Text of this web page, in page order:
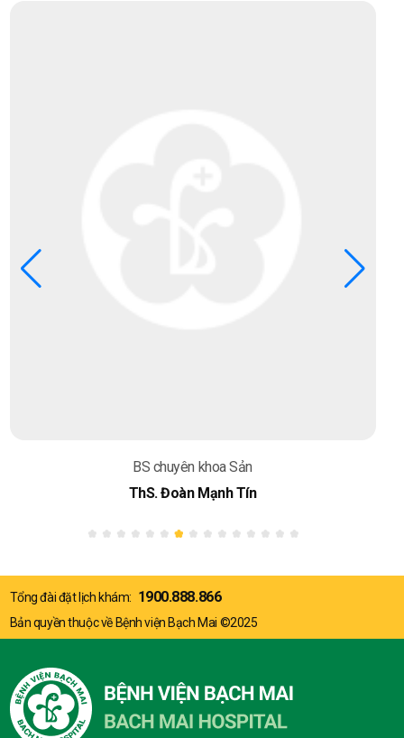
BS chuyên khoa Sản
ThS. Đoàn Mạnh Tín
Tổng đài đặt lịch khám: 1900.888.866
Bản quyền thuộc về Bệnh viện Bạch Mai ©2025